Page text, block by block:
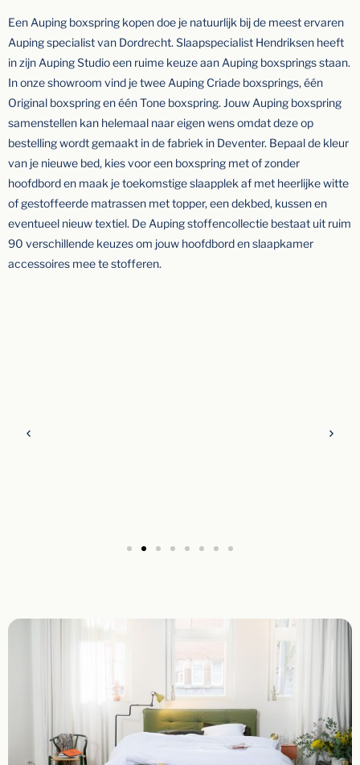
Een Auping boxspring kopen doe je natuurlijk bij de meest ervaren
Auping specialist van Dordrecht. Slaapspecialist Hendriksen heeft
in zijn Auping Studio een ruime keuze aan Auping boxsprings staan.
In onze showroom vind je twee Auping Criade boxsprings, één
Original boxspring en één Tone boxspring. Jouw Auping boxspring
samenstellen kan helemaal naar eigen wens omdat deze op
bestelling wordt gemaakt in de fabriek in Deventer. Bepaal de kleur
van je nieuwe bed, kies voor een boxspring met of zonder
hoofdbord en maak je toekomstige slaapplek af met heerlijke witte
of gestoffeerde matrassen met topper, een dekbed, kussen en
eventueel nieuw textiel. De Auping stoffencollectie bestaat uit ruim
90 verschillende keuzes om jouw hoofdbord en slaapkamer
accessoires mee te stofferen.